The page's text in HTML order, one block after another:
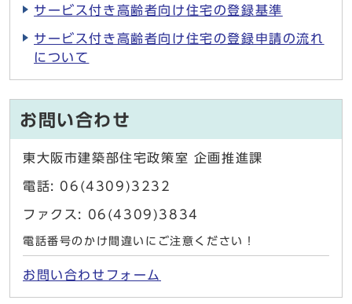
サービス付き高齢者向け住宅の登録基準
サービス付き高齢者向け住宅の登録申請の流れ
について
お問い合わせ
東大阪市建築部住宅政策室 企画推進課
電話: 06(4309)3232
ファクス: 06(4309)3834
電話番号のかけ間違いにご注意ください！
お問い合わせフォーム